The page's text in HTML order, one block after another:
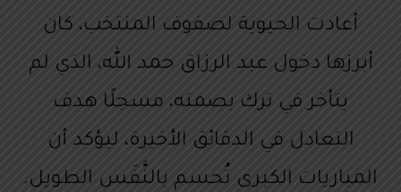
أعادت الحيوية لصفوف المنتخب، كان
أبرزها دخول عبد الرزاق حمد الله، الذي لم
يتأخر في ترك بصمته، مسجلًا هدف
التعادل في الدقائق الأخيرة، ليؤكد أن
المباريات الكبرى تُحسم بالنَّفَس الطويل.